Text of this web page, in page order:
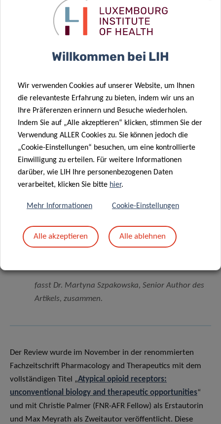
verbreitern und zu verbessern.
insgesamt vielversprechende neue
müssen noch erhebliche Anstrengungen
unternommen werden, um zu klären und
genauer zu bestimmen, welche Rolle sie in
der Schmerzmodulation, bei Angstzuständen
und Depressionen spielen können. Hierzu
gehören auch die Modulation dieser
Symptome, allein oder in Kombination mit
sind, sowie potenzielle Nebenwirkungen
sowohl in präklinischen Modellen als auch in
fasst Dr. Martyna Szpakowska, Senior Author des
Artikels, zusammen.
Der Review wurde im November in der renommierten
Fachzeitschrift Pharmacology and Therapeutics mit dem
vollständigen Titel „Atypical opioid receptors:
unconventional biology and therapeutic opportunities“
und mit Christie Palmer (FNR-AFR Fellow) als Erstautorin
und Max Meyrath als Zweitautor veröffentlicht. Diese
Willkommen bei LIH
Wir verwenden Cookies auf unserer Website, um Ihnen
die relevanteste Erfahrung zu bieten, indem wir uns an
Ihre Präferenzen erinnern und Besuche wiederholen.
Indem Sie auf „Alle akzeptieren“ klicken, stimmen Sie der
Verwendung ALLER Cookies zu. Sie können jedoch die
„Cookie-Einstellungen“ besuchen, um eine kontrollierte
Einwilligung zu erteilen. Für weitere Informationen
darüber, wie LIH Ihre personenbezogenen Daten
verarbeitet, klicken Sie bitte hier.
Mehr Informationen Cookie-Einstellungen
Alle akzeptieren Alle ablehnen